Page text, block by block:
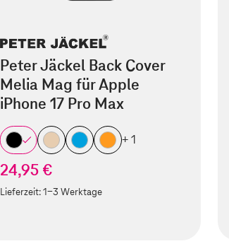
Peter Jäckel Back Cover
Melia Mag für Apple
iPhone 17 Pro Max
+ 1
24,95 €
Lieferzeit:1-3 Werktage